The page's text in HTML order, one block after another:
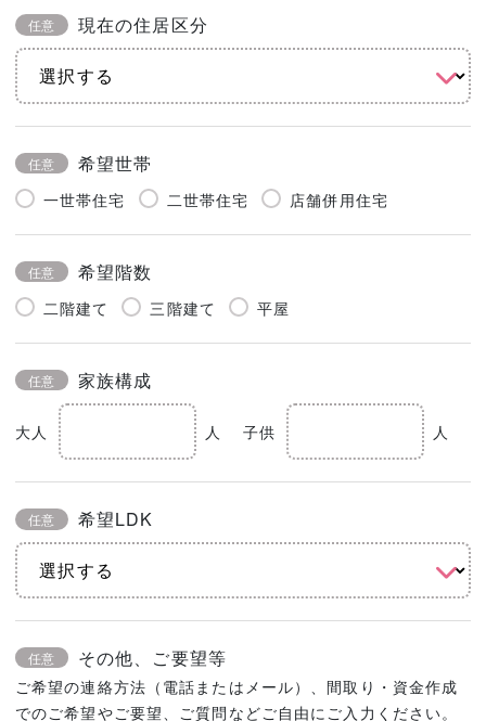
任意 現在の住居区分
任意 希望世帯
一世帯住宅 二世帯住宅 店舗併用住宅
任意 希望階数
二階建て 三階建て 平屋
任意 家族構成
大人 人 子供 人
任意 希望LDK
任意 その他、ご要望等
ご希望の連絡方法（電話またはメール）、間取り・資金作成
でのご希望やご要望、ご質問などご自由にご入力ください。